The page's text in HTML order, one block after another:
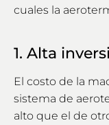
cuales la
1. Alta
El costo de la
sistema de
alto que el de